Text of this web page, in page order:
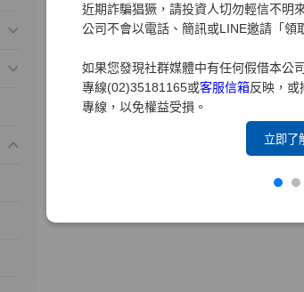
近期詐騙猖獗，請投資人切勿輕信不明
公司不會以電話、簡訊或LINE邀請「領
如果您發現社群媒體中有任何假借本公
專線(02)35181165或客服信箱反映，或
專線，以免權益受損。
立即了